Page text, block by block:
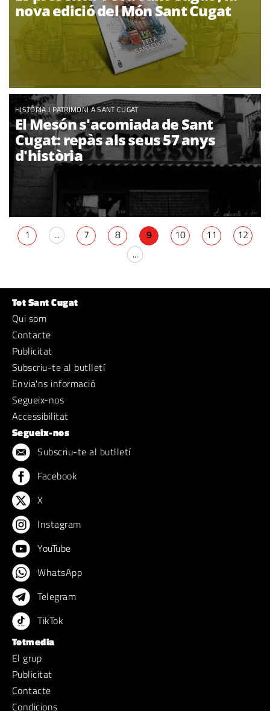
nova edició del Món Sant Cugat
HISTÒRIA I PATRIMONI A SANT CUGAT
El Mesón s'acomiada de Sant
Cugat: repàs als seus 57 anys
d'història
1 ... 7 8 9 10 11
12
...
Tot Sant Cugat
Qui som
Contacte
Publicitat
Subscriu-te al butlletí
Envia'ns informació
Segueix-nos
Accessibilitat
Segueix-nos
Subscriu-te al butlletí
Facebook
X
Instagram
YouTube
WhatsApp
Telegram
TikTok
Totmedia
El grup
Publicitat
Contacte
Condicions